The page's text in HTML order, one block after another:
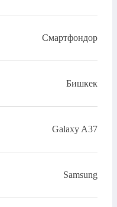
Смартфондор
Бишкек
Galaxy A37
Samsung